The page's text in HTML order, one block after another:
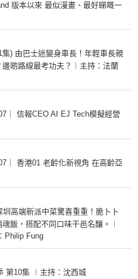
版本以來 最似漫畫、最好睇嘅一
集) 由巴士迷變身車長！年輕車長親
啲路線最考功夫？︱主持：法蘭
｜ 信報CEO AI EJ Tech模擬經營
｜ 香港01 老齡化新視角 在高齡亞
圳高端新派中菜驚喜重重！脆卜卜
飯，搭配不同口味干邑名釀。︱
Philip Fung
第10集 ︱主持：沈西城